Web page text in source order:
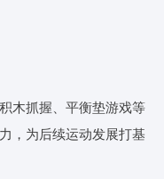
木抓握、平衡垫游戏等
，为后续运动发展打基